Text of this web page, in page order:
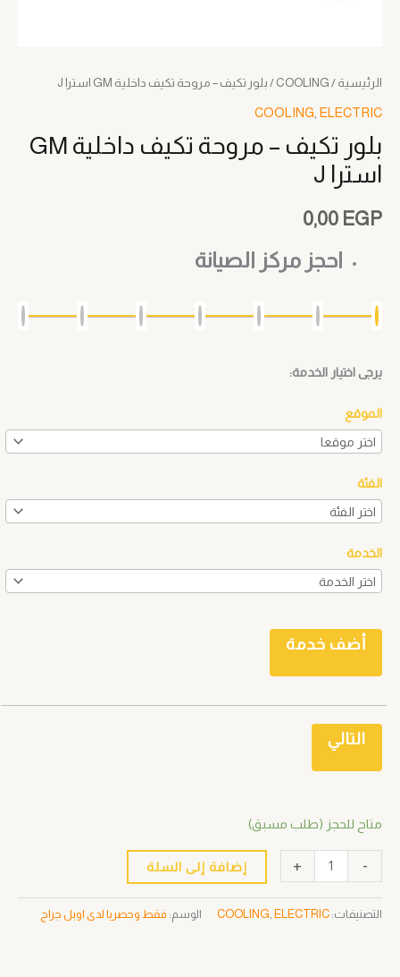
الرئيسية /
COOLING / بلور تكيف – مروحة تكيف داخلية GM استرا J
COOLING ELECTRIC
بلور تكيف – مروحة تكيف داخلية GM
استرا J
0,00 EGP
احجز مركز الصيانة
يرجى اختيار الخدمة:
الموقع
الفئة
الخدمة
أضف خدمة
التالي
متاح للحجز (طلب مسبق)
-
+ إضافة إلى السلة
التصنيفات: COOLING, ELECTRIC الوسم: فقط وحصريا لدى اوبل جراج